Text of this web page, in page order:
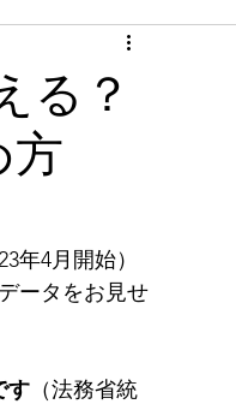
る？
方
4月開始）
ータをお見せ
す （法務省統